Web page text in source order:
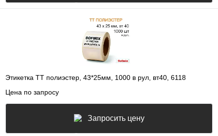
Этикетка ТТ полиэстер, 43*25мм, 1000 в рул, вт40, 6118
Цена по запросу
Запросить цену